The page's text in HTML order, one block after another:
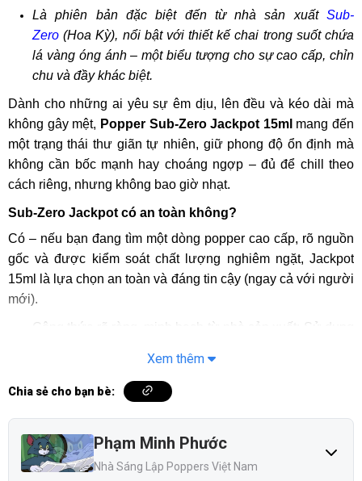
Là phiên bản đặc biệt đến từ nhà sản xuất Sub-
Zero (Hoa Kỳ), nổi bật với thiết kế chai trong suốt chứa
lá vàng óng ánh – một biểu tượng cho sự cao cấp, chỉn
chu và đầy khác biệt.
Dành cho những ai yêu sự êm dịu, lên đều và kéo dài mà
không gây mệt, Popper Sub-Zero Jackpot 15ml mang đến
một trạng thái thư giãn tự nhiên, giữ phong độ ổn định mà
không cần bốc mạnh hay choáng ngợp – đủ để chill theo
cách riêng, nhưng không bao giờ nhạt.
Sub-Zero Jackpot có an toàn không?
Có – nếu bạn đang tìm một dòng popper cao cấp, rõ nguồn
gốc và được kiểm soát chất lượng nghiêm ngặt, Jackpot
15ml là lựa chọn an toàn và đáng tin cậy (ngay cả với người
mới).
Công thức rõ ràng, minh bạch từ nhà sản xuất: Sử dụng
N‑Butyl Nitrite – thông tin được công bố đầy đủ trên bao
bì và nhãn phụ.
Sản xuất tại Mỹ – hợp pháp và tiêu chuẩn cao: Được
sản xuất bởi Sub-Zero Distributing LLC (Oregon, Hoa
Kỳ) và lưu hành hợp pháp tại thị trường nội địa Mỹ.
Xem thêm
Chia sẻ cho bạn bè:
Phạm Minh Phước
Nhà Sáng Lập Poppers Việt Nam